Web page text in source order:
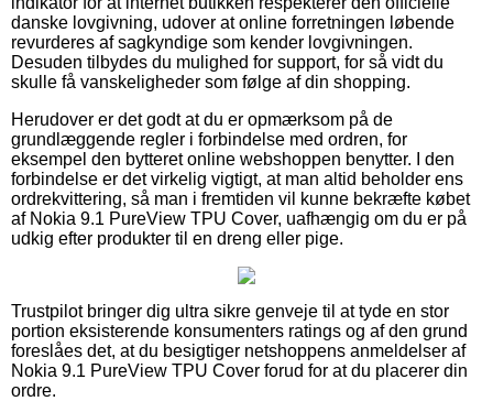
danske lovgivning, udover at online forretningen løbende
revurderes af sagkyndige som kender lovgivningen.
Desuden tilbydes du mulighed for support, for så vidt du
skulle få vanskeligheder som følge af din shopping.
Herudover er det godt at du er opmærksom på de
grundlæggende regler i forbindelse med ordren, for
eksempel den bytteret online webshoppen benytter. I den
forbindelse er det virkelig vigtigt, at man altid beholder ens
ordrekvittering, så man i fremtiden vil kunne bekræfte købet
af Nokia 9.1 PureView TPU Cover, uafhængig om du er på
udkig efter produkter til en dreng eller pige.
Trustpilot bringer dig ultra sikre genveje til at tyde en stor
portion eksisterende konsumenters ratings og af den grund
foreslåes det, at du besigtiger netshoppens anmeldelser af
Nokia 9.1 PureView TPU Cover forud for at du placerer din
ordre.